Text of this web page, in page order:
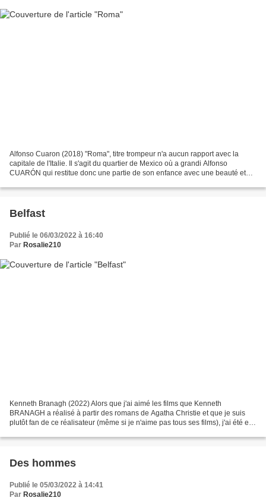
Alfonso Cuaron (2018) "Roma", titre trompeur n'a aucun rapport avec la
capitale de l'Italie. Il s'agit du quartier de Mexico où a grandi Alfonso
CUARÓN qui restitue donc une partie de son enfance avec une beauté et
Belfast
Publié le 06/03/2022 à 16:40
Par Rosalie210
Kenneth Branagh (2022) Alors que j'ai aimé les films que Kenneth
BRANAGH a réalisé à partir des romans de Agatha Christie et que je suis
plutôt fan de ce réalisateur (même si je n'aime pas tous ses films), j'ai été en
Des hommes
Publié le 05/03/2022 à 14:41
Par Rosalie210